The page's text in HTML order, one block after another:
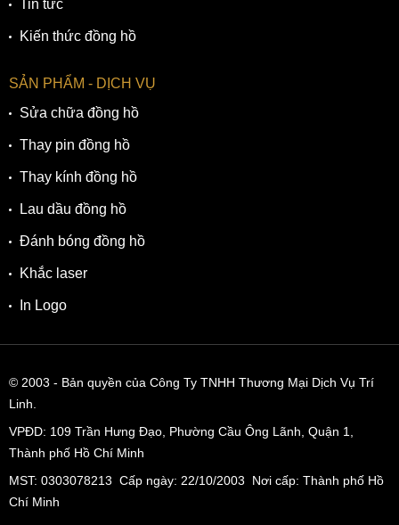
Tin tức
Kiến thức đồng hồ
SẢN PHẨM - DỊCH VỤ
Sửa chữa đồng hồ
Thay pin đồng hồ
Thay kính đồng hồ
Lau dầu đồng hồ
Đánh bóng đồng hồ
Khắc laser
In Logo
© 2003 - Bản quyền của Công Ty TNHH Thương Mại Dịch Vụ Trí
Linh.
VPĐD: 109 Trần Hưng Đạo, Phường Cầu Ông Lãnh, Quận 1,
Thành phố Hồ Chí Minh
MST: 0303078213 Cấp ngày: 22/10/2003 Nơi cấp: Thành phố Hồ
Chí Minh